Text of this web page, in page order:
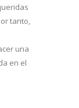
tanto,
una
en el